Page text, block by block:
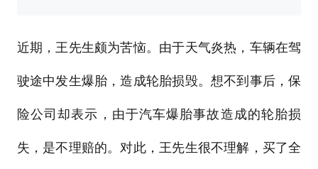
近期，王先生颇为苦恼。由于天气炎热，车辆在驾
驶途中发生爆胎，造成轮胎损毁。想不到事后，保
险公司却表示，由于汽车爆胎事故造成的轮胎损
失，是不理赔的。对此，王先生很不理解，买了全